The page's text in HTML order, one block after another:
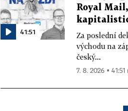
41:51
Royal
Za poslední
východu na
český...
7. 8. 2026 ▪ 41:51